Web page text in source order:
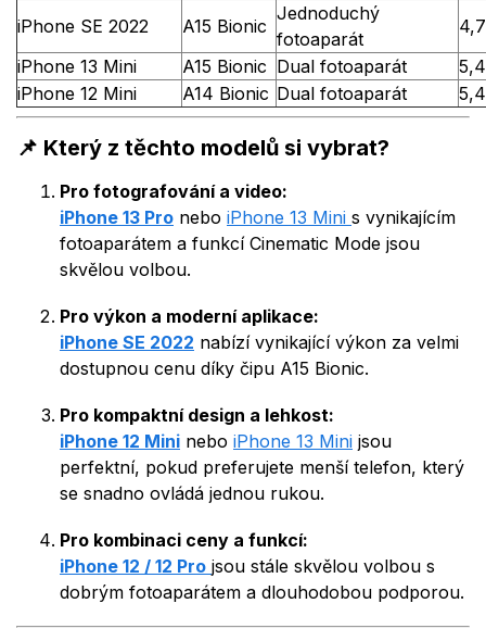
iPhone SE 2022 A15 Bionic
Jednoduchý
fotoaparát
iPhone 13 Mini
A15 Bionic Dual fotoaparát
iPhone 12 Mini
A14 Bionic Dual fotoaparát
📌 Který z těchto modelů si vybrat?
Pro fotografování a video:
iPhone 13 Pro nebo iPhone 13 Mini s vynikajícím
fotoaparátem a funkcí Cinematic Mode jsou
skvělou volbou.
Pro výkon a moderní aplikace:
iPhone SE 2022 nabízí vynikající výkon za velmi
dostupnou cenu díky čipu A15 Bionic.
Pro kompaktní design a lehkost:
iPhone 12 Mini nebo iPhone 13 Mini jsou
perfektní, pokud preferujete menší telefon, který
se snadno ovládá jednou rukou.
Pro kombinaci ceny a funkcí:
iPhone 12 / 12 Pro jsou stále skvělou volbou s
dobrým fotoaparátem a dlouhodobou podporou.